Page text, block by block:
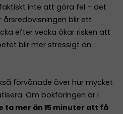
inte att göra fel – det
blir ett
efter vecka ökar risken att
blir mer stressigt än
förvånade över hur mycket
Om bokföringen är i
ta mer än 15 minuter att få